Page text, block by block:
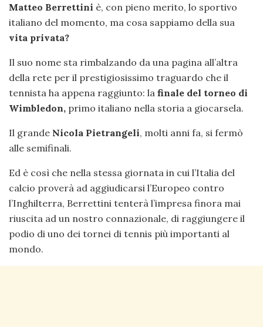
Matteo Berrettini è, con pieno merito, lo sportivo
italiano del momento, ma cosa sappiamo della sua
vita privata?
Il suo nome sta rimbalzando da una pagina all’altra
della rete per il prestigiosissimo traguardo che il
tennista ha appena raggiunto: la finale del torneo di
Wimbledon, primo italiano nella storia a giocarsela.
Il grande Nicola Pietrangeli, molti anni fa, si fermò
alle semifinali.
Ed è così che nella stessa giornata in cui l’Italia del
calcio proverà ad aggiudicarsi l’Europeo contro
l’Inghilterra, Berrettini tenterà l’impresa finora mai
riuscita ad un nostro connazionale, di raggiungere il
podio di uno dei tornei di tennis più importanti al
mondo.